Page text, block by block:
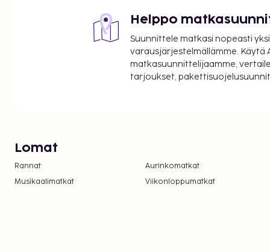
Helppo
Suunnittele matkasi nopeasti
varausjärjestelmällämme. Käytä
matkasuunnittelijaamme,
tarjoukset,
Lomat
Rannat Aurinkomatkat
Musikaalimatkat
Viikonloppumatkat